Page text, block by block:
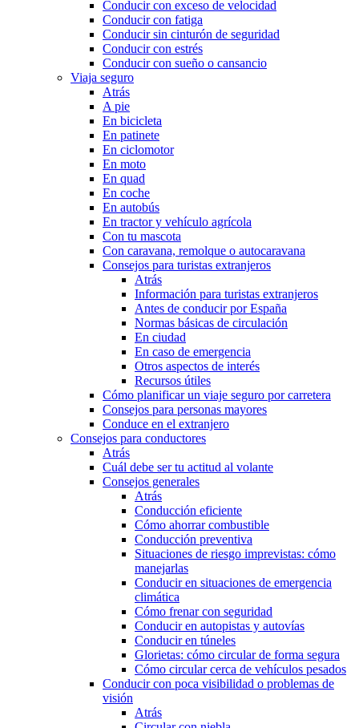
Conducir con exceso de velocidad
Conducir con fatiga
Conducir sin cinturón de seguridad
Conducir con estrés
Conducir con sueño o cansancio
Viaja seguro
Atrás
A pie
En bicicleta
En patinete
En ciclomotor
En moto
En quad
En coche
En autobús
En tractor y vehículo agrícola
Con tu mascota
Con caravana, remolque o autocaravana
Consejos para turistas extranjeros
Atrás
Información para turistas extranjeros
Antes de conducir por España
Normas básicas de circulación
En ciudad
En caso de emergencia
Otros aspectos de interés
Recursos útiles
Cómo planificar un viaje seguro por carretera
Consejos para personas mayores
Conduce en el extranjero
Consejos para conductores
Atrás
Cuál debe ser tu actitud al volante
Consejos generales
Atrás
Conducción eficiente
Cómo ahorrar combustible
Conducción preventiva
Situaciones de riesgo imprevistas: cómo
manejarlas
Conducir en situaciones de emergencia
climática
Cómo frenar con seguridad
Conducir en autopistas y autovías
Conducir en túneles
Glorietas: cómo circular de forma segura
Cómo circular cerca de vehículos pesados
Conducir con poca visibilidad o problemas de
visión
Atrás